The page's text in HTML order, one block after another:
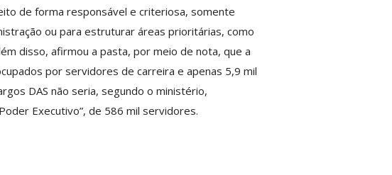
de forma responsável e criteriosa, somente
ou para estruturar áreas prioritárias, como
disso, afirmou a pasta, por meio de nota, que a
por servidores de carreira e apenas 5,9 mil
DAS não seria, segundo o ministério,
Executivo”, de 586 mil servidores.